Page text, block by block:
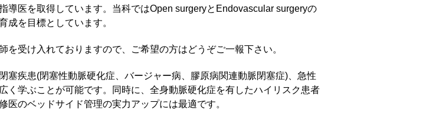
医を取得しています。当科ではOpen surgeryとEndovascular surgeryの
成を目標としています。
受け入れておりますので、ご希望の方はどうぞご一報下さい。
疾患(閉塞性動脈硬化症、バージャー病、膠原病関連動脈閉塞症)、急性
く学ぶことが可能です。同時に、全身動脈硬化症を有したハイリスク患者
のベッドサイド管理の実力アップには最適です。